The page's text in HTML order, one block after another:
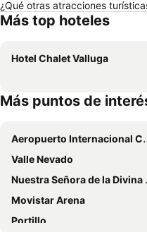
¿Qué otras atracciones
Más top hoteles
Hotel Chalet Valluga
Más puntos de
Aeropuerto Internacional Comodoro Arturo Merino Benítez
Valle Nevado
Nuestra Señora de la Divina Providencia
Movistar Arena
Portillo